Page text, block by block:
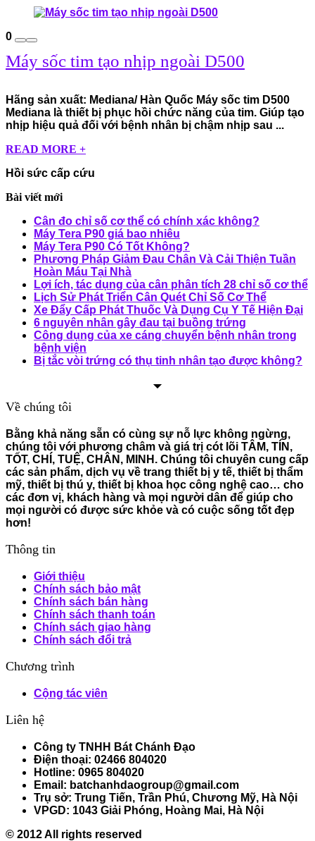
0
Máy sốc tim tạo nhịp ngoài D500
Hãng sản xuất: Mediana/ Hàn Quốc Máy sốc tim D500
Mediana là thiết bị phục hồi chức năng của tim. Giúp tạo
nhịp hiệu quả đối với bệnh nhân bị chậm nhịp sau ...
READ MORE +
Hồi sức cấp cứu
Bài viết mới
Cân đo chỉ số cơ thể có chính xác không?
Máy Tera P90 giá bao nhiêu
Máy Tera P90 Có Tốt Không?
Phương Pháp Giảm Đau Chân Và Cải Thiện Tuần
Hoàn Máu Tại Nhà
Lợi ích, tác dụng của cân phân tích 28 chỉ số cơ thể
Lịch Sử Phát Triển Cân Quét Chỉ Số Cơ Thể
Xe Đẩy Cấp Phát Thuốc Và Dụng Cụ Y Tế Hiện Đại
6 nguyên nhân gây đau tại buồng trứng
Công dụng của xe cáng chuyển bệnh nhân trong
bệnh viện
Bị tắc vòi trứng có thụ tinh nhân tạo được không?
Về chúng tôi
Bằng khả năng sẵn có cùng sự nỗ lực không ngừng,
chúng tôi với phương châm và giá trị cót lõi TÂM, TÍN,
TỐT, CHÍ, TUỆ, CHÂN, MINH. Chúng tôi chuyên cung cấp
các sản phẩm, dịch vụ về trang thiết bị y tế, thiết bị thẩm
mỹ, thiết bị thú y, thiết bị khoa học công nghệ cao… cho
các đơn vị, khách hàng và mọi người dân để giúp cho
mọi người có được sức khỏe và có cuộc sống tốt đẹp
hơn!
Thông tin
Giới thiệu
Chính sách bảo mật
Chính sách bán hàng
Chính sách thanh toán
Chính sách giao hàng
Chính sách đổi trả
Chương trình
Cộng tác viên
Liên hệ
Công ty TNHH Bát Chánh Đạo
Điện thoại: 02466 804020
Hotline: 0965 804020
Email: batchanhdaogroup@gmail.com
Trụ sở: Trung Tiến, Trần Phú, Chương Mỹ, Hà Nội
VPGD: 1043 Giải Phóng, Hoàng Mai, Hà Nội
© 2012 All rights reserved